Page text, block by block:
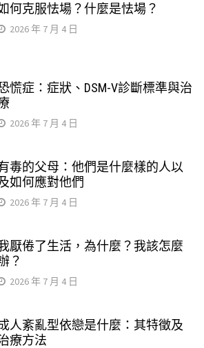
何克服怯場？什麼是怯場？
2026 年 7 月 4 日
慌症：症狀、DSM-V診斷標準與治
2026 年 7 月 4 日
毒的父母：他們是什麼樣的人以
如何應對他們
2026 年 7 月 4 日
厭倦了生活，為什麼？我該怎麼
？
2026 年 7 月 4 日
人紊亂型依戀是什麼：其特徵及
療方法